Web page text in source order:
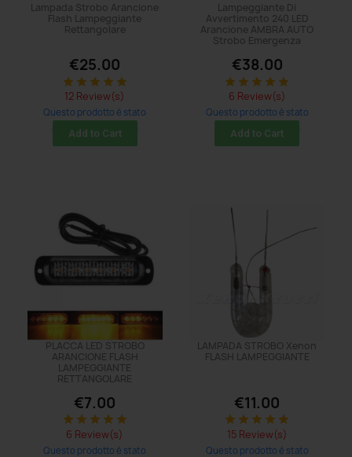
Lampada Strobo Arancione
Flash Lampeggiante
Rettangolare
€25.00
star star star star star
12 Review(s)
Questo prodotto è stato
acquistato: 26 times
Add to Cart
Lampeggiante Di
Avvertimento 240 LED
Arancione AMBRA AUTO
Strobo Emergenza
€38.00
star star star star star
6 Review(s)
Questo prodotto è stato
acquistato: 38 times
Add to Cart
PLACCA LED STROBO
ARANCIONE FLASH
LAMPEGGIANTE
RETTANGOLARE
€7.00
star star star star star
6 Review(s)
Questo prodotto è stato
LAMPADA STROBO Xenon
FLASH LAMPEGGIANTE
€11.00
star star star star star
15 Review(s)
Questo prodotto è stato